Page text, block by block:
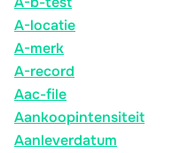
A-locatie
A-merk
A-record
Aac-file
Aankoopintensiteit
Aanleverdatum